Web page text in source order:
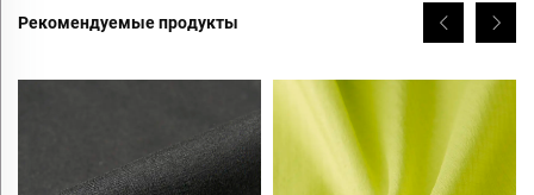
Рекомендуемые продукты